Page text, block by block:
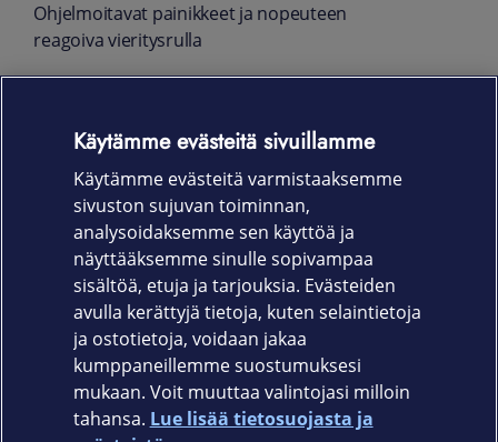
Ohjelmoitavat painikkeet ja nopeuteen
reagoiva vieritysrulla
6 painiketta ja 4-suuntainen vieritysrulla
Jopa 36 kuukauden käyttöaika yhdellä
paristolla (AA)
Takuu
36 kk
Käytämme evästeitä sivuillamme
Käytämme evästeitä varmistaaksemme
sivuston sujuvan toiminnan,
analysoidaksemme sen käyttöä ja
näyttääksemme sinulle sopivampaa
sisältöä, etuja ja tarjouksia. Evästeiden
avulla kerättyjä tietoja, kuten selaintietoja
ja ostotietoja, voidaan jakaa
kumppaneillemme suostumuksesi
mukaan. Voit muuttaa valintojasi milloin
tahansa. Lue lisää tietosuojasta ja